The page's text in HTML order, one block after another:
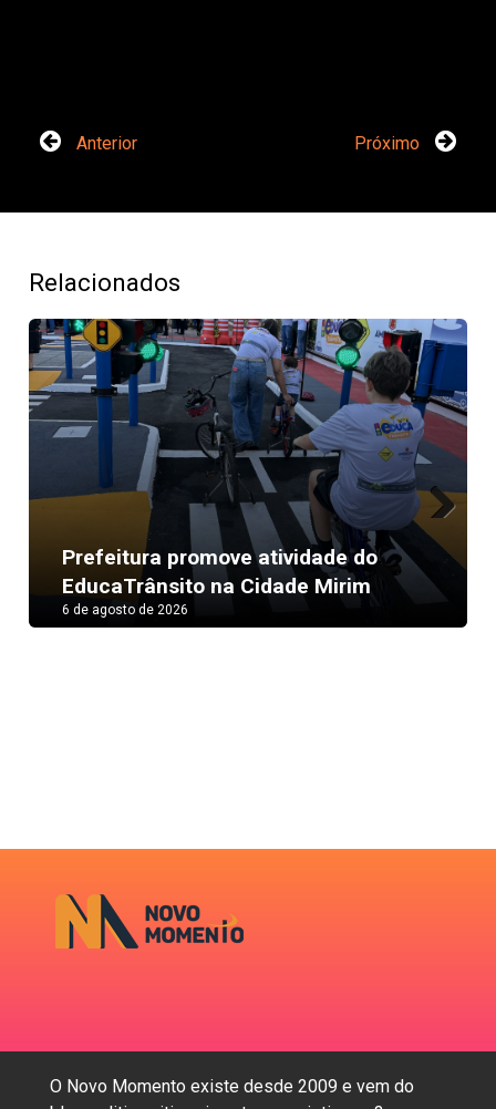
Anterior Próximo
Relacionados
Prefeitura promove atividade do
EducaTrânsito na Cidade Mirim
6 de agosto de 2026
Next
O Novo Momento existe desde 2009 e vem do